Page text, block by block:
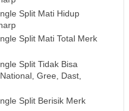
Split Mati Hidup
Split Mati Total Merk
Split Tidak Bisa
Gree, Dast,
Split Berisik Merk